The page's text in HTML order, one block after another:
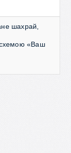
шахрай,
схемою «Ваш